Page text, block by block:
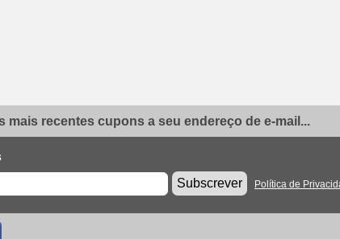
mais recentes cupons a seu endereço de e-mail...
Subscrever
Política de